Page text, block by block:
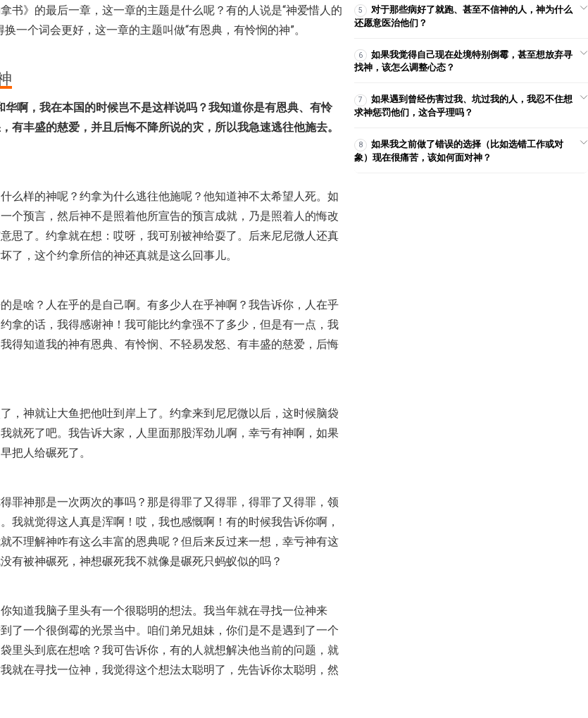
书》的最后一章，这一章的主题是什么呢？有的人说是“神爱惜人的
一个词会更好，这一章的主题叫做“有恩典，有怜悯的神”。
华啊，我在本国的时候岂不是这样说吗？我知道你是有恩典、有怜
丰盛的慈爱，并且后悔不降所说的灾，所以我急速逃往他施去。
么样的神呢？约拿为什么逃往他施呢？他知道神不太希望人死。如
个预言，然后神不是照着他所宣告的预言成就，乃是照着人的悔改
思了。约拿就在想：哎呀，我可别被神给耍了。后来尼尼微人还真
了，这个约拿所信的神还真就是这么回事儿。
是啥？人在乎的是自己啊。有多少人在乎神啊？我告诉你，人在乎
拿的话，我得感谢神！我可能比约拿强不了多少，但是有一点，我
得知道我的神有恩典、有怜悯、不轻易发怒、有丰盛的慈爱，后悔
，神就让大鱼把他吐到岸上了。约拿来到尼尼微以后，这时候脑袋
就死了吧。我告诉大家，人里面那股浑劲儿啊，幸亏有神啊，如果
把人给碾死了。
罪神那是一次两次的事吗？那是得罪了又得罪，得罪了又得罪，领
我就觉得这人真是浑啊！哎，我也感慨啊！有的时候我告诉你啊，
不理解神咋有这么丰富的恩典呢？但后来反过来一想，幸亏神有这
有被神碾死，神想碾死我不就像是碾死只蚂蚁似的吗？
知道我脑子里头有一个很聪明的想法。我当年就在寻找一位神来
了一个很倒霉的光景当中。咱们弟兄姐妹，你们是不是遇到了一个
里头到底在想啥？我可告诉你，有的人就想解决他当前的问题，就
就在寻找一位神，我觉得这个想法太聪明了，先告诉你太聪明，然
标准！
【查经】出埃及记 29章 – 祭司的
成圣之路 ！
【课程】101课程（第2版）– 第2
课 – 人活着需要神 - 恩典
【查经】创世记 40章 - 解梦是出
于神
5
对于那些病好了就跑、甚至不信神的人，神为什么
还愿意医治他们？
6
如果我觉得自己现在处境特别倒霉，甚至想放弃寻
找神，该怎么调整心态？
7
如果遇到曾经伤害过我、坑过我的人，我忍不住想
求神惩罚他们，这合乎理吗？
8
如果我之前做了错误的选择（比如选错工作或对
象）现在很痛苦，该如何面对神？